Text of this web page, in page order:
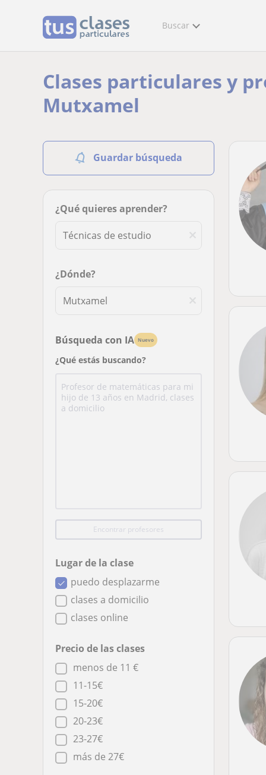
Buscar
Clases particulares y
Mutxamel
Guardar búsqueda
¿Qué quieres aprender?
¿Dónde?
Búsqueda con IA Nuevo
¿Qué estás buscando?
Encontrar profesores
Lugar de la clase
puedo desplazarme
clases a domicilio
clases online
Precio de las clases
menos de 11 €
11-15€
15-20€
20-23€
23-27€
más de 27€